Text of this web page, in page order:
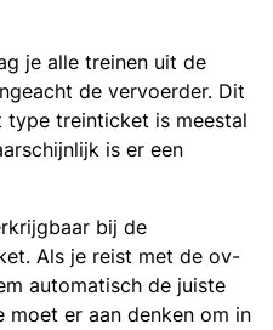
je alle treinen uit de
de vervoerder. Dit
treinticket is meestal
is er een
bij de
Als je reist met de ov-
automatisch de juiste
moet er aan denken om in